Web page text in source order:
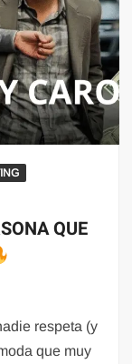
QUE
respeta (y
que muy